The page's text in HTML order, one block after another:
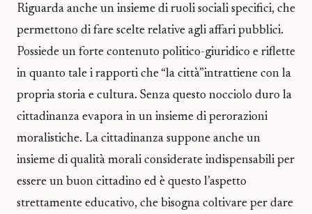
Riguarda anche un insieme di ruoli sociali specifici, che
permettono di fare scelte relative agli affari pubblici.
Possiede un forte contenuto politico-giuridico e riflette
in quanto tale i rapporti che “la città”intrattiene con la
propria storia e cultura. Senza questo nocciolo duro la
cittadinanza evapora in un insieme di perorazioni
moralistiche. La cittadinanza suppone anche un
insieme di qualità morali considerate indispensabili per
essere un buon cittadino ed è questo l’aspetto
strettamente educativo, che bisogna coltivare per dare